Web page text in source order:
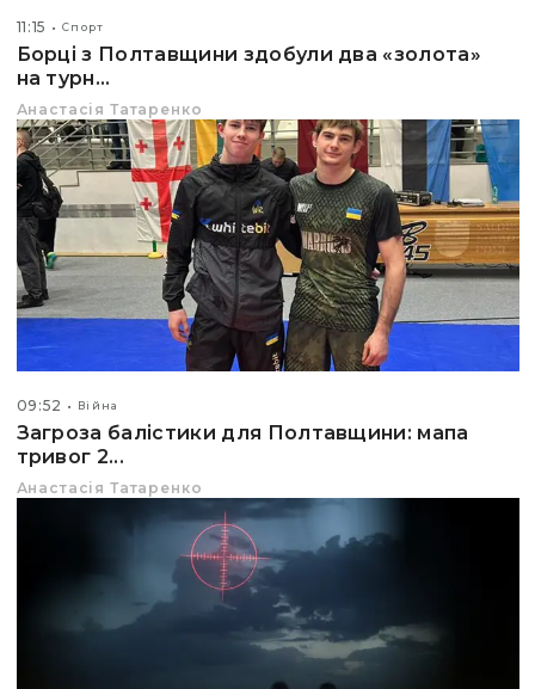
11:15 Спорт
Борці з Полтавщини здобули два «золота»
на турн...
Анастасія Татаренко
09:52 Війна
Загроза балістики для Полтавщини: мапа
тривог 2...
Анастасія Татаренко